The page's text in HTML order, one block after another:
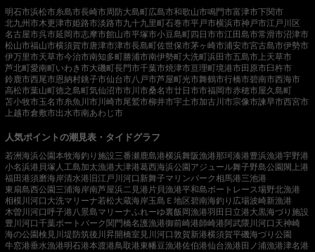
明石市浜松市糸島市長崎市周防大島町広島市和歌山市鳴門市富津市下関市
北九州市木更津市姫路市淡路市九十九里町石巻市平戸市横浜市神戸市江戸川区
名古屋市呉市延岡市志摩市館山市平塚市小豆島町四日市市江田島市常滑市沼津市
松山市福山市横須賀市唐津市津市長島町佐世保市茅ヶ崎市浦安市宮古島市伊勢市
伊万里市天草市今治市南知多町勝浦市南伊勢町大洗町浜田市五島市 上天草市
芦北町愛南町いわき市大磯町長門市千葉市焼津市亘理町境港市田原市臼杵市
鈴鹿市西尾市恩納村銚子市仙台市八戸市芦屋町光市舞鶴市行橋市碧南市西海市
高松市葉山町徳之島町気仙沼市市川市桑名市廿日市市福岡市赤穂市屋久島町
苫小牧市玉名市糸魚川市川崎市尾鷲市柳井市宇土市加古川市宗像市諫早市西宮市
上越市倉敷市出水市南あわじ市
人気ポイントの潮見表・タイドグラフ
若洲海浜公園本牧海釣り施設三番瀬鹿島港横浜舞阪漁港那珂湊港豊浜漁港宇野港
小名浜港 貝塚人工島加太漁港大津港葛西海浜公園 アジュール舞子野島公園 閖上港
福田港須磨海岸清水港 旧江戸川河口 新舞子マリンパーク相馬港三池港
東扇島西公園 三浦海岸南芦屋浜二見港 片貝漁港平和島ボートレース場野北漁港
相模川河口 大洗マリーナ若松大蔵海岸玉島Ｅ地区碧南海釣り広場波崎新漁港
木曽川河口呼子港八景島マリーナふれーゆ裏飯岡漁港羽田 日立港大黒海づり施設
豊川河口千葉ポートパーク 関門橋名護漁港御前崎港師崎港 阿武隈川河口 天神崎
海の公園検見川堤防筑後川昇開橋室見川河口敦賀新港横須賀平磯海づり公園
牛窓港垂水漁港明石港本渡港鳥取港東幡豆漁港佐伯港仙台漁港 田ノ浦漁港津名港